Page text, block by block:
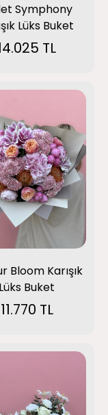
Symphony
Lüks Buket
TL
Bloom Karışık
Lüks Buket
11.770 TL